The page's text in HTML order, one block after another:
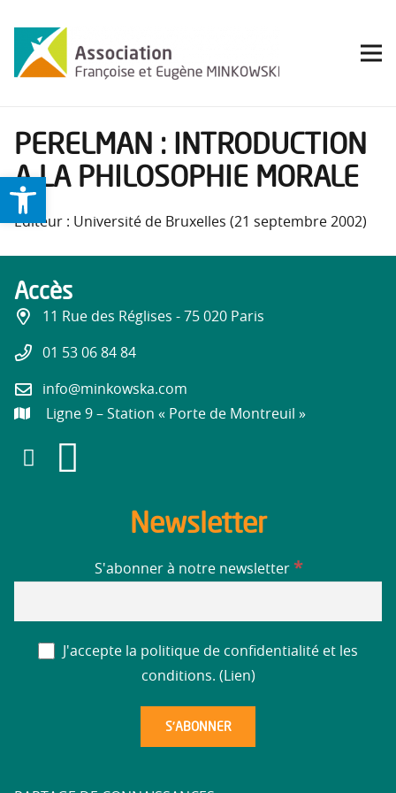
PERELMAN : INTRODUCTION
A LA PHILOSOPHIE MORALE
Éditeur : Université de Bruxelles (21 septembre 2002)
Accès
11 Rue des Réglises - 75 020 Paris
01 53 06 84 84
info@minkowska.com
Ligne 9 – Station « Porte de Montreuil »
Newsletter
S'abonner à notre newsletter *
J'accepte la politique de confidentialité et les
conditions. ( Lien)
Ouvrir la barre d’outils